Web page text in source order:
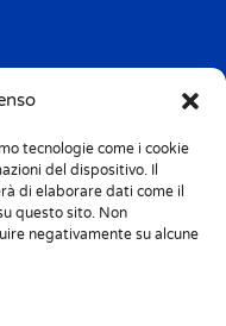
tecnologie come i cookie
del dispositivo. Il
di elaborare dati come il
questo sito. Non
negativamente su alcune